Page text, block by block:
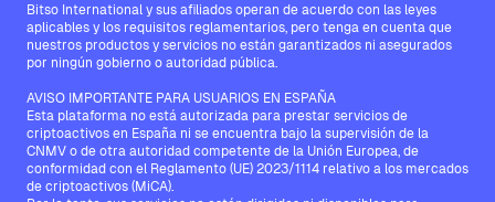
Bitso International y sus afiliados operan de acuerdo con las leyes
aplicables y los requisitos reglamentarios, pero tenga en cuenta que
nuestros productos y servicios no están garantizados ni asegurados
por ningún gobierno o autoridad pública.
AVISO IMPORTANTE PARA USUARIOS EN ESPAÑA
Esta plataforma no está autorizada para prestar servicios de
criptoactivos en España ni se encuentra bajo la supervisión de la
CNMV o de otra autoridad competente de la Unión Europea, de
conformidad con el Reglamento (UE) 2023/1114 relativo a los mercados
de criptoactivos (MiCA).